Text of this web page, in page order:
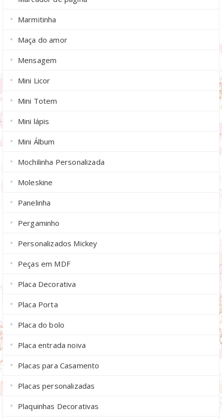
Marmitinha
Maça do amor
Mensagem
Mini Licor
Mini Totem
Mini lápis
Mini Álbum
Mochilinha Personalizada
Moleskine
Panelinha
Pergaminho
Personalizados Mickey
Peças em MDF
Placa Decorativa
Placa Porta
Placa do bolo
Placa entrada noiva
Placas para Casamento
Placas personalizadas
Plaquinhas Decorativas